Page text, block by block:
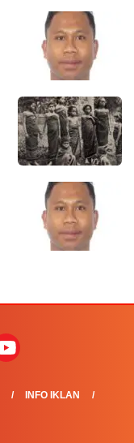
INFO IKLAN